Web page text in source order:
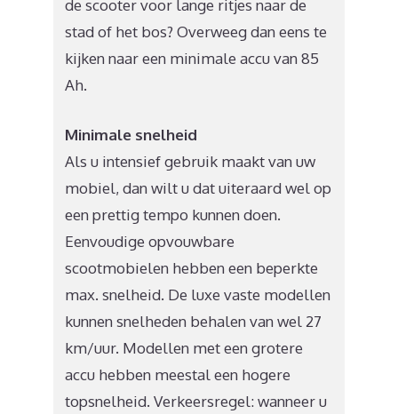
de scooter voor lange ritjes naar de
stad of het bos? Overweeg dan eens te
kijken naar een minimale accu van 85
Ah.
Minimale snelheid
Als u intensief gebruik maakt van uw
mobiel, dan wilt u dat uiteraard wel op
een prettig tempo kunnen doen.
Eenvoudige opvouwbare
scootmobielen hebben een beperkte
max. snelheid. De luxe vaste modellen
kunnen snelheden behalen van wel 27
km/uur. Modellen met een grotere
accu hebben meestal een hogere
topsnelheid. Verkeersregel: wanneer u